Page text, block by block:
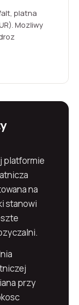
platna
Mozliwy
platformie
na
stanowi
przy